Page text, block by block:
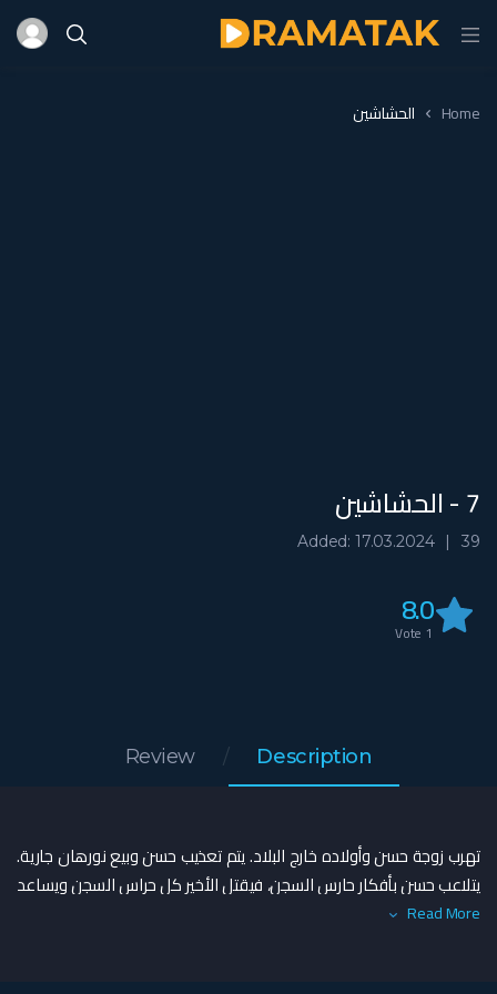
Home الحشاشين
7 - الحشاشين
39
Added: 17.03.2024
8.0
1
Description
Review
تهرب زوجة حسن وأولاده خارج البلاد. يتم تعذيب حسن وبيع نورهان جارية.
يتلاعب حسن بأفكار حارس السجن، فيقتل الأخير كل حراس السجن ويساعد
حسن على الهروب قبل قطع رأسه وينضم إليه.
Read More